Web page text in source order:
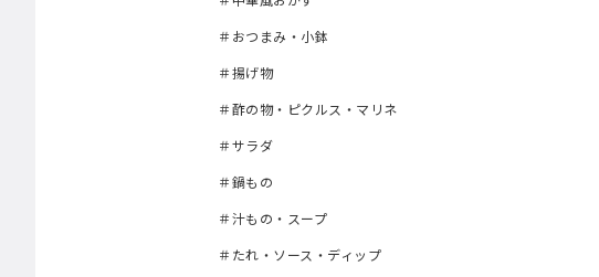
＃おつまみ・小鉢
＃揚げ物
＃酢の物・ピクルス・マリネ
＃サラダ
＃鍋もの
＃汁もの・スープ
＃たれ・ソース・ディップ